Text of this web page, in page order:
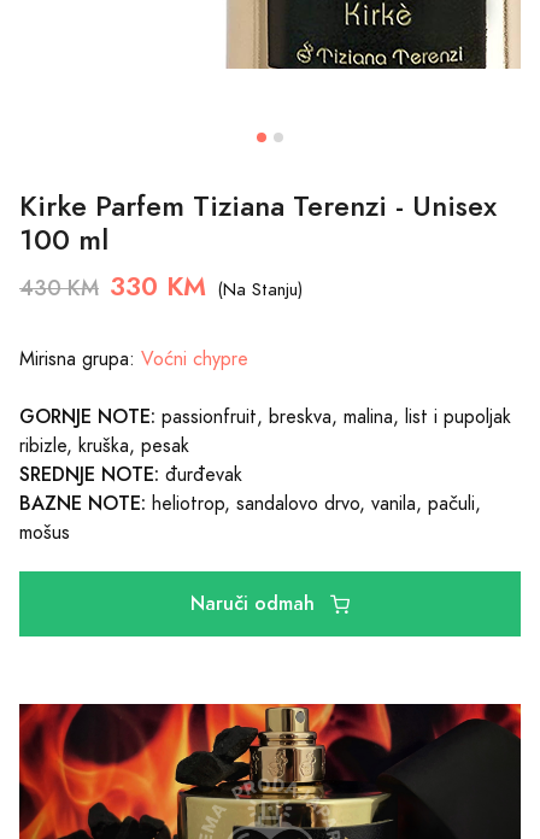
Kirke Parfem Tiziana Terenzi - Unisex
100 ml
430 KM 330 KM (Na Stanju)
Mirisna grupa: Voćni chypre
GORNJE NOTE: passionfruit, breskva, malina, list i pupoljak
ribizle, kruška, pesak
SREDNJE NOTE: đurđevak
BAZNE NOTE: heliotrop, sandalovo drvo, vanila, pačuli,
mošus
Naruči odmah